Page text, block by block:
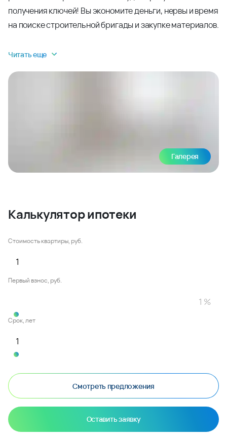
получения ключей! Вы экономите деньги, нервы и время
на поиске строительной бригады и закупке материалов.
Читать еще
Галерея
Калькулятор ипотеки
Стоимость квартиры, руб.
Первый взнос, руб.
Срок, лет
Смотреть предложения
Оставить заявку